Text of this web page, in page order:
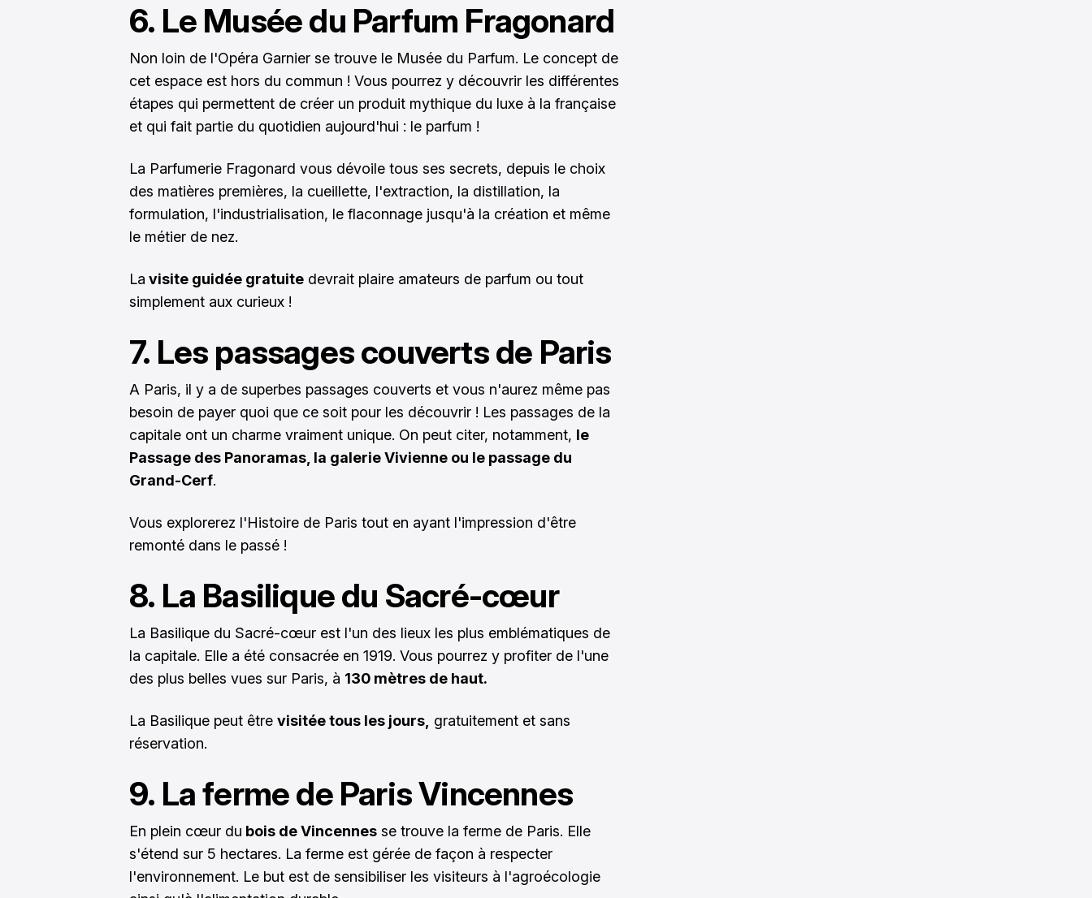
6. Le Musée du Parfum Fragonard
Non loin de l'Opéra Garnier se trouve le Musée du Parfum. Le concept de
cet espace est hors du commun ! Vous pourrez y découvrir les différentes
étapes qui permettent de créer un produit mythique du luxe à la française
et qui fait partie du quotidien aujourd'hui : le parfum !
La Parfumerie Fragonard vous dévoile tous ses secrets, depuis le choix
des matières premières, la cueillette, l'extraction, la distillation, la
formulation, l'industrialisation, le flaconnage jusqu'à la création et même
le métier de nez.
La visite guidée gratuite devrait plaire amateurs de parfum ou tout
simplement aux curieux !
7. Les passages couverts de Paris
A Paris, il y a de superbes passages couverts et vous n'aurez même pas
besoin de payer quoi que ce soit pour les découvrir ! Les passages de la
capitale ont un charme vraiment unique. On peut citer, notamment, le
Passage des Panoramas, la galerie Vivienne ou le passage du
Grand-Cerf.
Vous explorerez l'Histoire de Paris tout en ayant l'impression d'être
remonté dans le passé !
8. La Basilique du Sacré-cœur
La Basilique du Sacré-cœur est l'un des lieux les plus emblématiques de
la capitale. Elle a été consacrée en 1919. Vous pourrez y profiter de l'une
des plus belles vues sur Paris, à 130 mètres de haut.
La Basilique peut être visitée tous les jours, gratuitement et sans
réservation.
9. La ferme de Paris Vincennes
En plein cœur du bois de Vincennes se trouve la ferme de Paris. Elle
s'étend sur 5 hectares. La ferme est gérée de façon à respecter
l'environnement. Le but est de sensibiliser les visiteurs à l'agroécologie